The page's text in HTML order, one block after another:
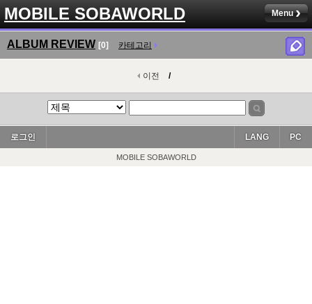
MOBILE SOBAWORLD Menu
ALBUM REVIEW [0] 카테고리
이전 /
로그인 PC
LANG
MOBILE SOBAWORLD